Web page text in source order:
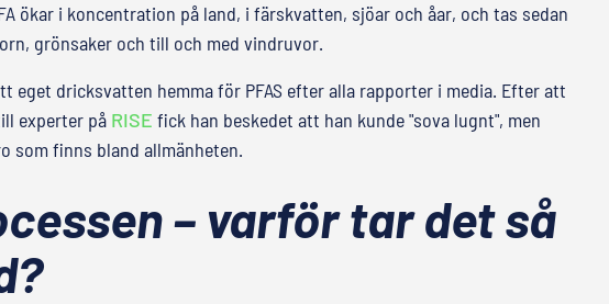
ökar i koncentration på land, i färskvatten, sjöar och åar, och tas sedan
grönsaker och till och med vindruvor.
eget dricksvatten hemma för PFAS efter alla rapporter i media. Efter att
experter på RISE fick han beskedet att han kunde "sova lugnt", men
som finns bland allmänheten.
– varför tar det så